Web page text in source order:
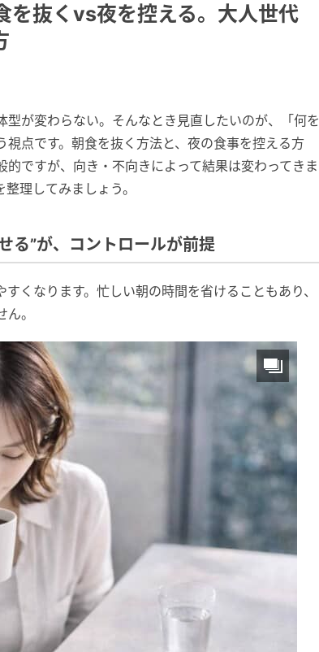
を抜くvs夜を控える。大人世代
が変わらない。そんなとき見直したいのが、「何を
点です。朝食を抜く方法と、夜の食事を控える方
ですが、向き・不向きによって結果は変わってきま
理してみましょう。
る”が、コントロールが前提
くなります。忙しい朝の時間を省けることもあり、
。